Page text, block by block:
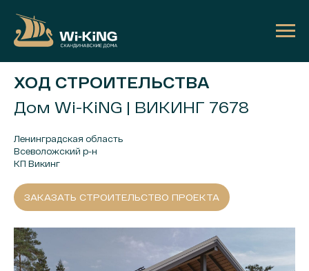
ХОД СТРОИТЕЛЬСТВА
Дом Wi-KiNG | ВИКИНГ 7678
Ленинградская область
Всеволожский р-н
КП Викинг
ЗАКАЗАТЬ СТРОИТЕЛЬСТВО ПРОЕКТА